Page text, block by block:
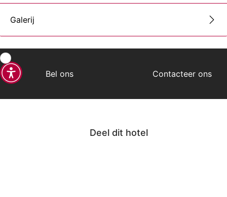
Galerij
Bel ons Contacteer ons
Deel dit hotel